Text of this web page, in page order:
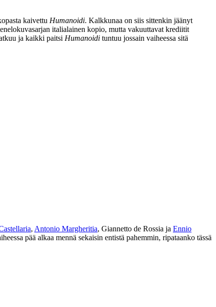
kaivettu Humanoidi. Kalkkunaa on siis sittenkin jäänyt
italialainen kopio, mutta vakuuttavat krediitit
ja kaikki paitsi Humanoidi tuntuu jossain vaiheessa sitä
, Antonio Margheritia, Giannetto de Rossia ja Ennio
pää alkaa mennä sekaisin entistä pahemmin, ripataanko tässä